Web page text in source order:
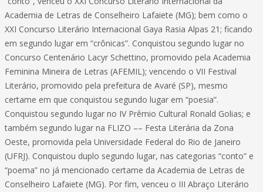
Academia de Letras de Conselheiro Lafaiete (MG); bem como o
XXI Concurso Literário Internacional Gaya Rasia Alpas 21; ficando
em segundo lugar em “crônicas”. Conquistou segundo lugar no
Concurso Centenário Lacyr Schettino, promovido pela Academia
Feminina Mineira de Letras (AFEMIL); vencendo o VII Festival
Literário, promovido pela prefeitura de Avaré (SP), mesmo
certame em que conquistou segundo lugar em “poesia”.
Conquistou segundo lugar no IV Prêmio Cultural Ronald Golias; e
também segundo lugar na FLIZO –– Festa Literária da Zona
Oeste, promovida pela Universidade Federal do Rio de Janeiro
(UFRJ). Conquistou duplo segundo lugar, nas categorias “conto” e
“poema” no já mencionado certame da Academia de Letras de
Conselheiro Lafaiete (MG). Por fim, venceu o III Abraço Literário